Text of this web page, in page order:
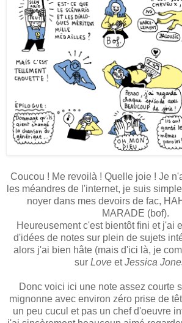
Coucou ! Me revoilà ! Quelle joie ! Je
les méandres de l'internet, je suis
noyer dans mes devoirs de fac,
MARADE (bof).
Heureusement c'est bientôt fini et j'ai
d'idées de notes sur plein de sujets
alors j'ai bien hâte (mais d'ici là, je
sur Love etJessica
Donc voici ici une note assez courte
mignonne avec environ zéro prise de
un peu cucul et pas un chef d'oeuvre